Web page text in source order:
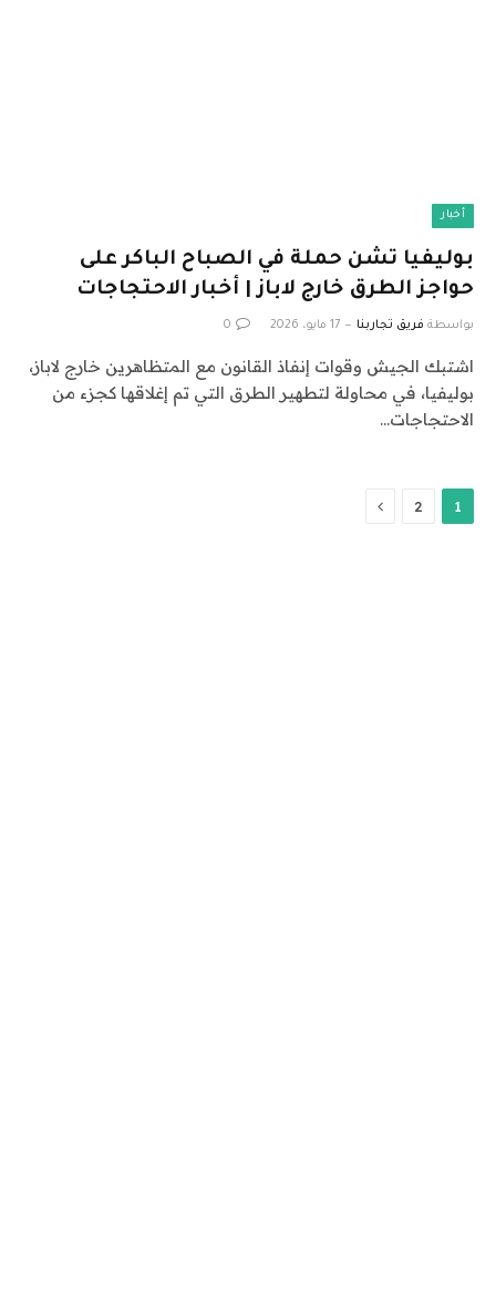
أخبار
بوليفيا تشن حملة في الصباح الباكر على
حواجز الطرق خارج لاباز | أخبار الاحتجاجات
بواسطة فريق تجاربنا 17 مايو، 2026 0
اشتبك الجيش وقوات إنفاذ القانون مع المتظاهرين خارج لاباز،
بوليفيا، في محاولة لتطهير الطرق التي تم إغلاقها كجزء من
الاحتجاجات…
1
2 التالي